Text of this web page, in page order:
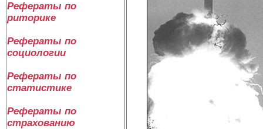
Рефераты по
риторике
Рефераты по
социологии
Рефераты по
статистике
Рефераты по
страхованию